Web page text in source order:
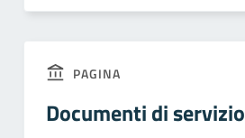
PAGINA
Documenti di servizio